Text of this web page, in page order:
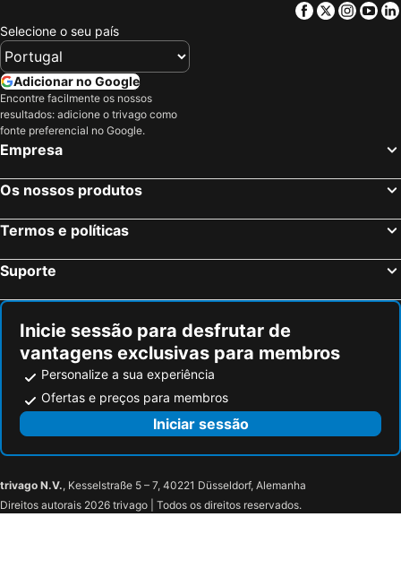
Facebook
Twitter
Selecione o seu país
Adicionar no Google
Encontre facilmente os nossos
resultados: adicione o trivago como
fonte preferencial no Google.
Empresa
Os nossos produtos
Termos e políticas
Suporte
Inicie sessão para desfrutar de
vantagens exclusivas para membros
Personalize a sua experiência
Ofertas e preços para membros
Iniciar sessão
trivago N.V., Kesselstraße 5 – 7, 40221 Düsseldorf, Alemanha
Direitos autorais 2026 trivago | Todos os direitos reservados.